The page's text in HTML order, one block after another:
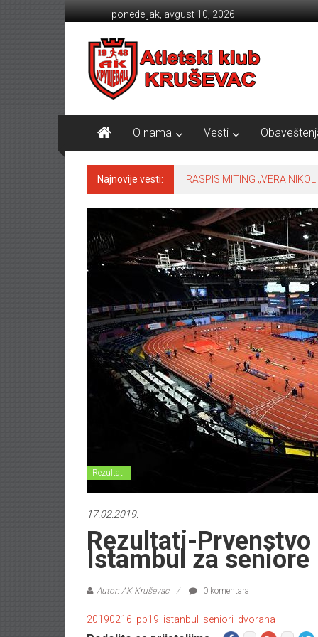
ponedeljak, avgust 10, 2026
Atletski klub KRUŠEVAC
O nama Vesti
Najnovije vesti: RASPIS MITING „VERA
Rezultati
17.02.2019.
Rezultati-
Istambul za seniore
Autor: AK Kruševac 0 komentara
20190216_pb19_istanbul_seniori_dvorana